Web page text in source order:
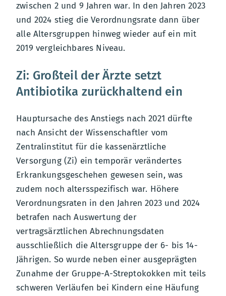
zwischen 2 und 9 Jahren war. In den Jahren 2023
und 2024 stieg die Verordnungsrate dann über
alle Altersgruppen hinweg wieder auf ein mit
2019 vergleichbares Niveau.
Zi: Großteil der Ärzte setzt
Antibiotika zurückhaltend ein
Hauptursache des Anstiegs nach 2021 dürfte
nach Ansicht der Wissenschaftler vom
Zentralinstitut für die kassenärztliche
Versorgung (Zi) ein temporär verändertes
Erkrankungsgeschehen gewesen sein, was
zudem noch altersspezifisch war. Höhere
Verordnungsraten in den Jahren 2023 und 2024
betrafen nach Auswertung der
vertragsärztlichen Abrechnungsdaten
ausschließlich die Altersgruppe der 6- bis 14-
Jährigen. So wurde neben einer ausgeprägten
Zunahme der Gruppe-A-Streptokokken mit teils
schweren Verläufen bei Kindern eine Häufung